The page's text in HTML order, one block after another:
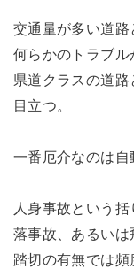
交通量が多い道
何らかのトラブル
県道クラスの道
目立つ。
一番厄介なのは自
人身事故という
落事故、あるいは
踏切の有無では頻